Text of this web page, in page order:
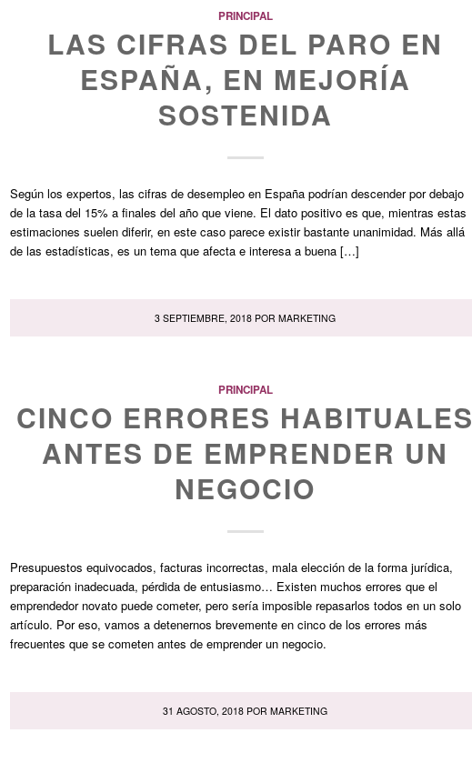
PRINCIPAL
LAS CIFRAS DEL PARO EN
ESPAÑA, EN MEJORÍA
SOSTENIDA
Según los expertos, las cifras de desempleo en España podrían descender por debajo
de la tasa del 15% a finales del año que viene. El dato positivo es que, mientras estas
estimaciones suelen diferir, en este caso parece existir bastante unanimidad. Más allá
de las estadísticas, es un tema que afecta e interesa a buena […]
3 SEPTIEMBRE, 2018 PORMARKETING
PRINCIPAL
CINCO ERRORES HABITUALES
ANTES DE EMPRENDER UN
NEGOCIO
Presupuestos equivocados, facturas incorrectas, mala elección de la forma jurídica,
preparación inadecuada, pérdida de entusiasmo… Existen muchos errores que el
emprendedor novato puede cometer, pero sería imposible repasarlos todos en un solo
artículo. Por eso, vamos a detenernos brevemente en cinco de los errores más
frecuentes que se cometen antes de emprender un negocio.
31 AGOSTO, 2018 PORMARKETING